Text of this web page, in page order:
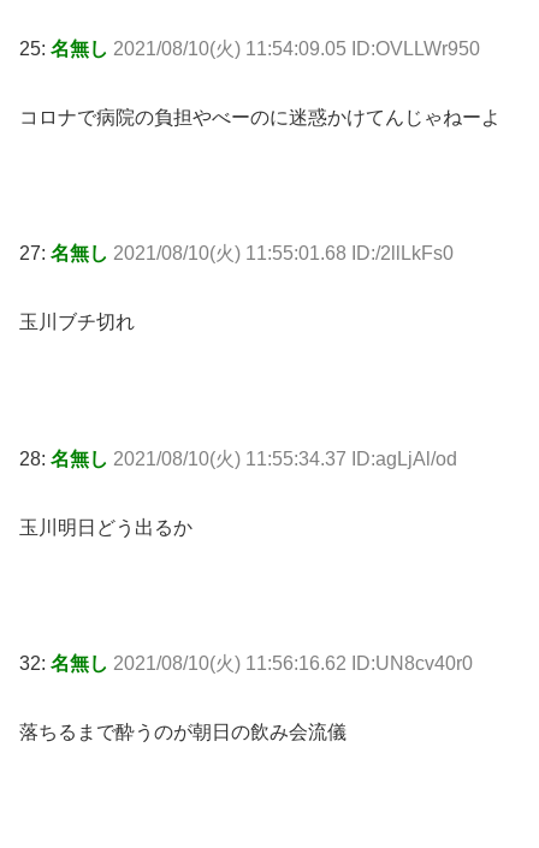
25: 名無し 2021/08/10(火) 11:54:09.05 ID:OVLLWr950
コロナで病院の負担やべーのに迷惑かけてんじゃねーよ
27: 名無し 2021/08/10(火) 11:55:01.68 ID:/2llLkFs0
玉川ブチ切れ
28: 名無し 2021/08/10(火) 11:55:34.37 ID:agLjAl/od
玉川明日どう出るか
32: 名無し 2021/08/10(火) 11:56:16.62 ID:UN8cv40r0
落ちるまで酔うのが朝日の飲み会流儀